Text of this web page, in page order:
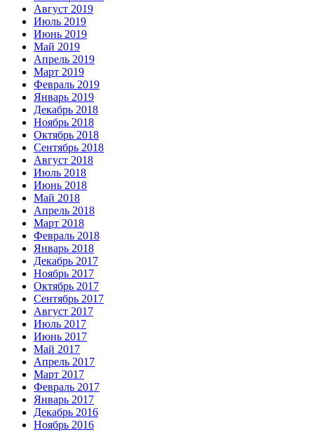
Август 2019
Июль 2019
Июнь 2019
Май 2019
Апрель 2019
Март 2019
Февраль 2019
Январь 2019
Декабрь 2018
Ноябрь 2018
Октябрь 2018
Сентябрь 2018
Август 2018
Июль 2018
Июнь 2018
Май 2018
Апрель 2018
Март 2018
Февраль 2018
Январь 2018
Декабрь 2017
Ноябрь 2017
Октябрь 2017
Сентябрь 2017
Август 2017
Июль 2017
Июнь 2017
Май 2017
Апрель 2017
Март 2017
Февраль 2017
Январь 2017
Декабрь 2016
Ноябрь 2016